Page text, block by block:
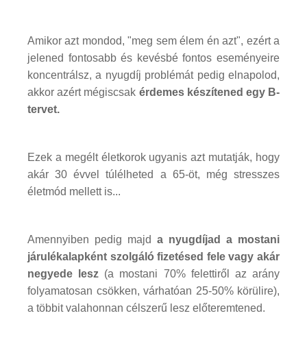
Amikor azt mondod, "meg sem élem én azt", ezért a
jelened fontosabb és kevésbé fontos eseményeire
koncentrálsz, a nyugdíj problémát pedig elnapolod,
akkor azért mégiscsak érdemes készítened egy B-
tervet.
Ezek a megélt életkorok ugyanis azt mutatják, hogy
akár 30 évvel túlélheted a 65-öt, még stresszes
életmód mellett is...
Amennyiben pedig majd a nyugdíjad a mostani
járulékalapként szolgáló fizetésed fele vagy akár
negyede lesz (a mostani 70% felettiről az arány
folyamatosan csökken, várhatóan 25-50% körülire),
a többit valahonnan célszerű lesz előteremtened.